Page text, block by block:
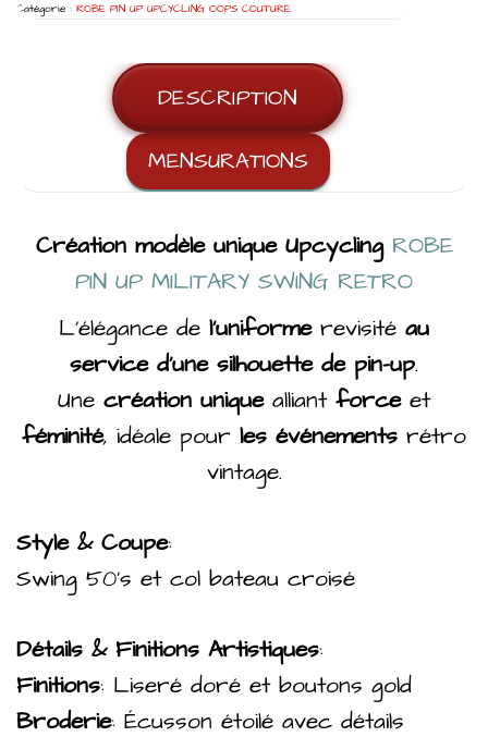
Catégorie : ROBE PIN UP UPCYCLING OOPS COUTURE
DESCRIPTION
MENSURATIONS
Création modèle unique Upcycling ROBE
PIN UP MILITARY SWING RETRO
L’élégance de l’uniformerevisité au
service d’une silhouette de pin-up.
Une création uniquealliant forceet
féminité, idéale pour les événements rétro
vintage.
Style & Coupe:
Swing 50’s et col bateau croisé
Détails & Finitions Artistiques:
Finitions: Liseré doré et boutons gold
Broderie: Écusson étoilé avec détails